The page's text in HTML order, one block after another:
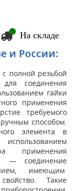
На складе
и России:
полной резьбой
соединения
гайки
применения
требуемого
способом.
элемента в
применения
— соединение
имеющим
Такие